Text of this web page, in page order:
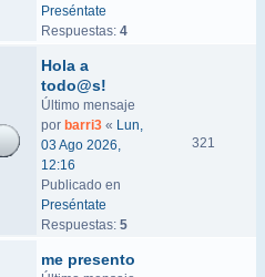
Preséntate
Respuestas: 4
Hola a
todo@s!
Último mensaje
por barri3 « Lun,
03 Ago 2026,
12:16
Publicado en
Preséntate
Respuestas: 5
321
me presento